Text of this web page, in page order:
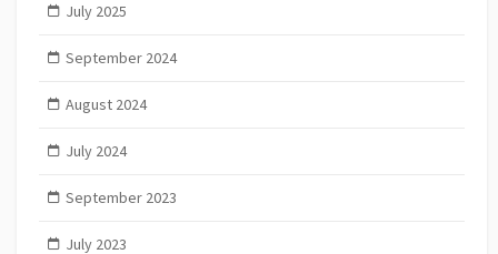
July 2025
September 2024
August 2024
July 2024
September 2023
July 2023